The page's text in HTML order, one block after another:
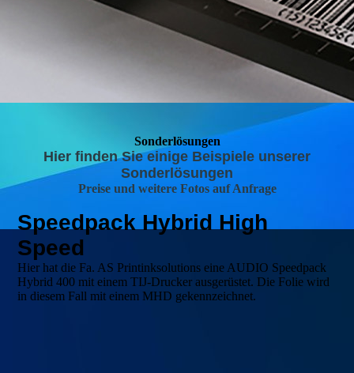
Sonder­lösungen
Hier finden Sie einige Beispiele unserer
Sonderlösungen
Preise und weitere Fotos auf Anfrage
Speedpack Hybrid High
Speed
Hier hat die Fa. AS Printinksolutions eine AUDIO Speedpack
Hybrid 400 mit einem TIJ-Drucker ausgerüstet. Die Folie wird
in diesem Fall mit einem MHD gekennzeichnet.